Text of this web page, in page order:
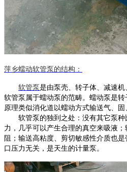
萍乡蠕动软管泵 的结构：
软管泵是由泵壳、转子体、减速
软管泵 属于蠕动泵的范畴。蠕动泵是
原理类似消化道以蠕动方式输送气、固
软管泵 的独到之处：没有其它泵种
力，几乎可以产生合理的真空来吸液
阻；输送高粘度、剪切敏感性介质也
口压力无关，是天生的计量泵。